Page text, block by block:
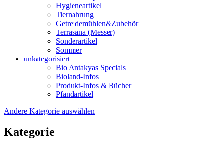
Hygieneartikel
Tiernahrung
Getreidemühlen&Zubehör
Terrasana (Messer)
Sonderartikel
Sommer
unkategorisiert
Bio Antakyas Specials
Bioland-Infos
Produkt-Infos & Bücher
Pfandartikel
Andere Kategorie auswählen
Kategorie